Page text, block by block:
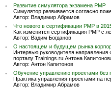
Развитие симулятора экзамена PMP
Симулятор развивается согласно
Автор: Владимир Абрамов
Что нового в сертификации PMP в
Как изменится сертификация PMP с
Автор: Вадим Богданов
О настоящем и будущем рынка
Интервью руководителя
порталу Trainings.ru Антона
Автор: Антон Капитонов
Обучение управлению проектами без
Практика управления проектами на
Автор: Владимир Абрамов